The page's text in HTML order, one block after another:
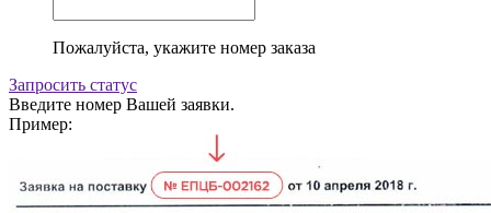
Пожалуйста, укажите номер заказа
Запросить статус
Введите номер Вашей заявки.
Пример: